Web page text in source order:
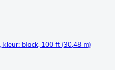
black, 100 ft (30,48 m)